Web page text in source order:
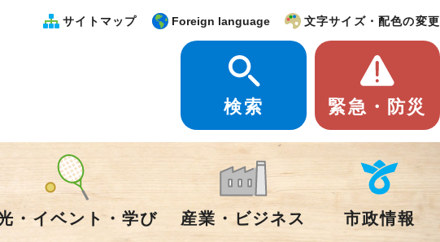
サイトマップ Foreign language 文字サイズ・配色の変更
検索 緊急・防災
・イベント・学び 産業・ビジネス 市政情報